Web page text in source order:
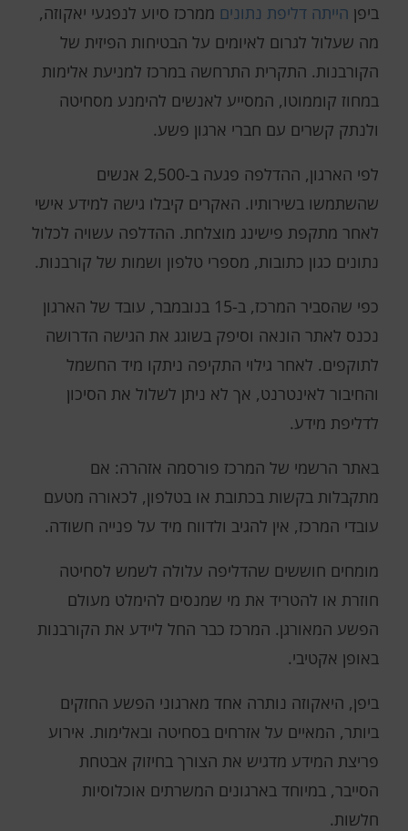
ביפן הייתה דליפת נתונים ממרכז סיוע לנפגעי יאקוזה,
מה שעלול לגרום לאיומים על הבטיחות הפיזית של
הקורבנות. התקרית התרחשה במרכז למניעת אלימות
במחוז קוממוטו, המסייע לאנשים להימנע מסחיטה
ולנתק קשרים עם חברי ארגון פשע.
לפי הארגון, ההדלפה פגעה ב-2,500 אנשים
שהשתמשו בשירותיו. האקרים קיבלו גישה למידע אישי
לאחר מתקפת פישינג מוצלחת. ההדלפה עשויה לכלול
נתונים כגון כתובות, מספרי טלפון ושמות של קורבנות.
כפי שהסביר המרכז, ב-15 בנובמבר, עובד של הארגון
נכנס לאתר הונאה וסיפק בשוגג את הגישה הדרושה
לתוקפים. לאחר גילוי התקיפה ניתקו מיד החשמל
והחיבור לאינטרנט, אך לא ניתן לשלול את הסיכון
לדליפת מידע.
באתר הרשמי של המרכז פורסמה אזהרה: אם
מתקבלות בקשות בכתובת או בטלפון, לכאורה מטעם
עובדי המרכז, אין להגיב ולדווח מיד על פנייה חשודה.
מומחים חוששים שהדליפה עלולה לשמש לסחיטה
חוזרת או להטריד את מי שמנסים להימלט מעולם
הפשע המאורגן. המרכז כבר החל ליידע את הקורבנות
באופן אקטיבי.
ביפן, היאקוזה נותרה אחד מארגוני הפשע החזקים
ביותר, המאיים על אזרחים בסחיטה ובאלימות. אירוע
פריצת המידע מדגיש את הצורך בחיזוק אבטחת
הסייבר, במיוחד בארגונים המשרתים אוכלוסיות
חלשות.